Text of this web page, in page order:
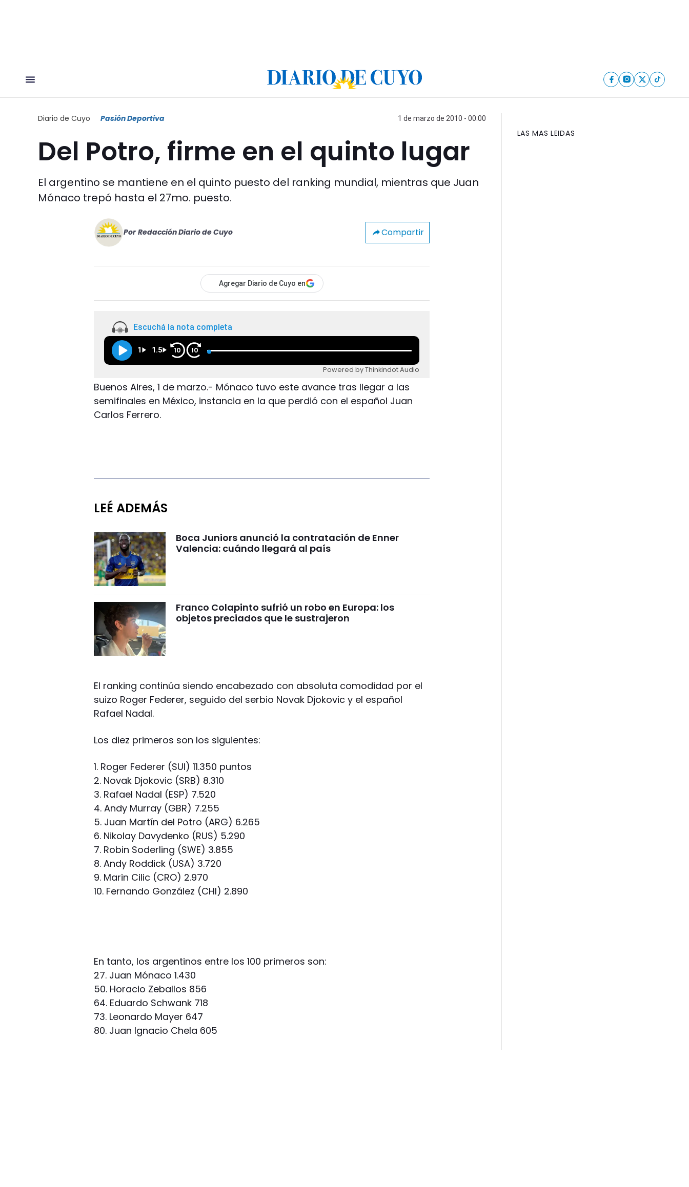
Diario de Cuyo Pasión Deportiva 1 de marzo de 2010 - 00:00
Del Potro, firme en el quinto lugar
El argentino se mantiene en el quinto puesto del ranking mundial, mientras que Juan
Mónaco trepó hasta el 27mo. puesto.
Por Redacción Diario de Cuyo Compartir
Agregar Diario de Cuyo en
Escuchá la nota completa
1 1.5 10 10
Powered by Thinkindot Audio
Buenos Aires, 1 de marzo.- Mónaco tuvo este avance tras llegar a las
semifinales en México, instancia en la que perdió con el español Juan
Carlos Ferrero.
LEÉ ADEMÁS
Boca Juniors anunció la contratación de Enner
Valencia: cuándo llegará al país
Franco Colapinto sufrió un robo en Europa: los
objetos preciados que le sustrajeron
El ranking continúa siendo encabezado con absoluta comodidad por el
suizo Roger Federer, seguido del serbio Novak Djokovic y el español
Rafael Nadal.
Los diez primeros son los siguientes:
1. Roger Federer (SUI) 11.350 puntos
2. Novak Djokovic (SRB) 8.310
3. Rafael Nadal (ESP) 7.520
4. Andy Murray (GBR) 7.255
5. Juan Martín del Potro (ARG) 6.265
6. Nikolay Davydenko (RUS) 5.290
7. Robin Soderling (SWE) 3.855
8. Andy Roddick (USA) 3.720
9. Marin Cilic (CRO) 2.970
10. Fernando González (CHI) 2.890
En tanto, los argentinos entre los 100 primeros son:
27. Juan Mónaco 1.430
50. Horacio Zeballos 856
64. Eduardo Schwank 718
73. Leonardo Mayer 647
80. Juan Ignacio Chela 605
LAS MAS LEIDAS